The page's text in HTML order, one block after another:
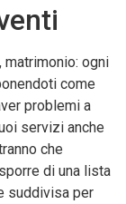
matrimonio: ogni
come
problemi a
servizi anche
che
di una lista
suddivisa per